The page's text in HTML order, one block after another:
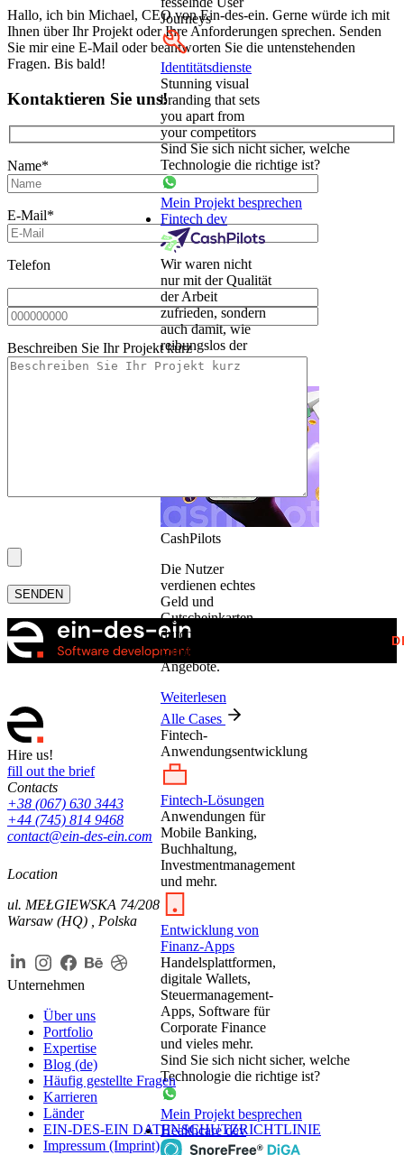
Hallo, ich bin Michael, CEO von Ein-des-ein. Gerne würde ich mit
Ihnen über Ihr Projekt oder Ihre Anforderungen sprechen. Senden
Sie mir eine E-Mail oder beantworten Sie die untenstehenden
Fragen. Bis bald!
Kontaktieren Sie uns!
Name*
E-Mail*
Telefon
Beschreiben Sie Ihr Projekt kurz
SENDEN
Journeys
Identitätsdienste
Stunning visual
branding that sets
you apart from
your competitors
Sind Sie sich nicht sicher, welche
Technologie die richtige ist?
Mein Projekt besprechen
Fintech dev
Wir waren nicht
nur mit der Qualität
der Arbeit
zufrieden, sondern
auch damit, wie
reibungslos der
gesamte Prozess
verlief.
CashPilots
Die Nutzer
verdienen echtes
Geld und
Gutscheinkarten
durch Spiele,
Umfragen und
Angebote.
Weiterlesen
Alle Cases
Fintech-
Anwendungsentwicklung
Fintech-Lösungen
Anwendungen für
Mobile Banking,
Buchhaltung,
Investmentmanagement
und mehr.
Entwicklung von
Finanz-Apps
Handelsplattformen,
digitale Wallets,
Steuer­management-
Apps, Software für
Corporate Finance
und vieles mehr.
Sind Sie sich nicht sicher, welche
Technologie die richtige ist?
Mein Projekt besprechen
Healthcare dev
Hire us!
fill out the brief
Contacts
+38 (067) 630 3443
+44 (745) 814 9468
contact@ein-des-ein.com
Location
ul. MEŁGIEWSKA 74/208
Warsaw (HQ) , Polska
Unternehmen
Über uns
Portfolio
Expertise
Blog (de)
Häufig gestellte Fragen
Karrieren
Länder
EIN-DES-EIN DATENSCHUTZRICHTLINIE
Impressum (Imprint)